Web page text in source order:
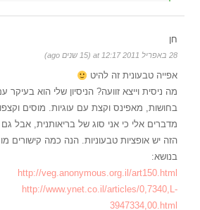
חן
28 באפריל 2011 at 12:17 (15 שנים ago)
אפייה טבעונית זה להיט
מה ניסית וייצא זוועה? הניסיון שלי הוא בעיקר
בחושות, מאפינס וקצת עם עוגיות. מוסים
מדברים אלי כי אני סוג של בריאותנית, אבל
הזה יש אופציות טבעוניות. הנה כמה קישורים
בנושא:
http://veg.anonymous.org.il/art150.html
http://www.ynet.co.il/articles/0,7340,L-
3947334,00.html